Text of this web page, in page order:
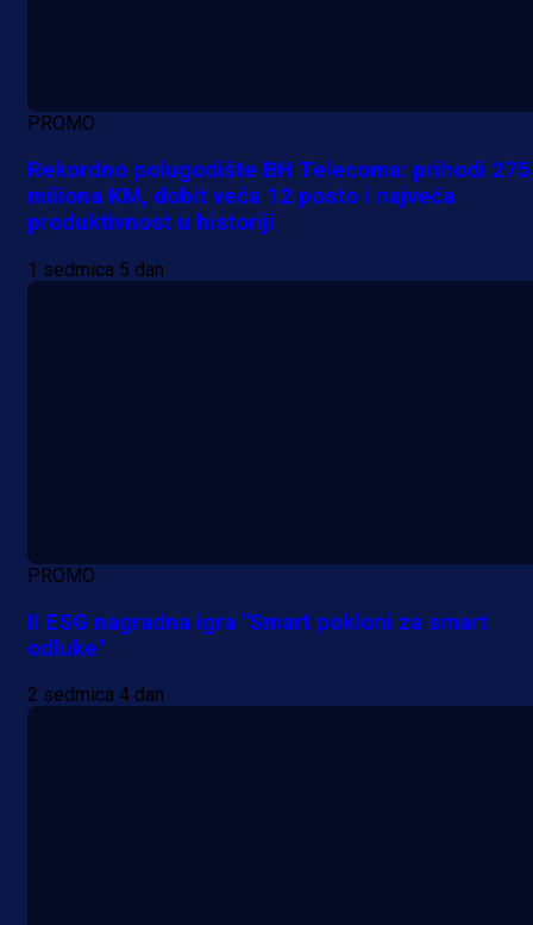
PROMO
Rekordno polugodište BH Telecoma: prihodi
miliona KM, dobit veća 12 posto i najveća
produktivnost u historiji
1 sedmica 5 dan
PROMO
II ESG nagradna igra "Smart pokloni za smart
odluke"
2 sedmica 4 dan